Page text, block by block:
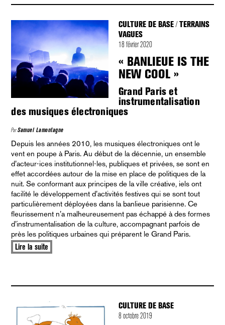
CULTURE DE BASE/TERRAINS
VAGUES
18 février 2020
« BANLIEUE IS THE
NEW COOL »
Grand Paris et
instrumentalisation
des musiques électroniques
ParSamuel Lamontagne
Depuis les années 2010, les musiques électroniques ont le
vent en poupe à Paris. Au début de la décennie, un ensemble
d’acteur⋅ices institutionnel⋅les, publiques et privées, se sont en
effet accordées autour de la mise en place de politiques de la
nuit. Se conformant aux principes de la ville créative, iels ont
facilité le développement d’activités festives qui se sont tout
particulièrement déployées dans la banlieue parisienne. Ce
fleurissement n’a malheureusement pas échappé à des formes
d’instrumentalisation de la culture, accompagnant parfois de
près les politiques urbaines qui préparent le Grand Paris.
Lire la suite
CULTURE DE BASE
8 octobre 2019